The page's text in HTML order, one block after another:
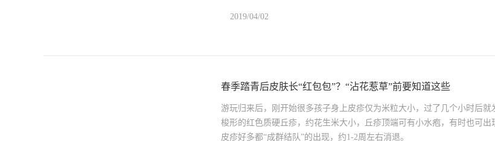
2019/04/02
春季踏青后皮肤长“红包包”？“沾花惹草”前要知道这些
游玩归来后，刚开始很多孩子身上皮疹仅为米粒大小，过了几个小时后就
梭形的红色质硬丘疹，约花生米大小，丘疹顶端可有小水疱，有时也可出
皮疹好多都“成群结队”的出现，约1-2周左右消退。